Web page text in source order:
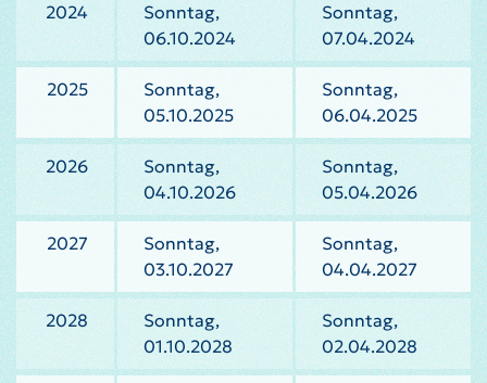
2024
Sonntag,
06.10.2024
Sonntag,
07.04.2024
2025
Sonntag,
05.10.2025
Sonntag,
06.04.2025
2026
Sonntag,
04.10.2026
Sonntag,
05.04.2026
2027
Sonntag,
03.10.2027
Sonntag,
04.04.2027
2028
Sonntag,
01.10.2028
Sonntag,
02.04.2028